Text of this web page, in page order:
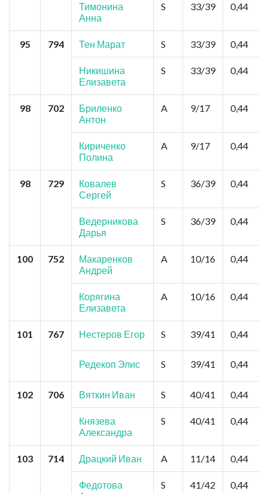
Тимонина
Анна
S 33/39 0,44
95 794 Тен Марат S 33/39 0,44
Никишина
Елизавета
S 33/39 0,44
98 702
Бриленко
Антон
A 9/17 0,44
Кириченко
Полина
A 9/17 0,44
98 729
Ковалев
Сергей
S 36/39 0,44
Ведерникова
Дарья
S 36/39 0,44
100 752
Макаренков
Андрей
A 10/16 0,44
Корягина
Елизавета
A 10/16 0,44
101 767 Нестеров Егор S 39/41 0,44
Редекоп Элис S 39/41 0,44
102 706 Вяткин Иван S 40/41 0,44
Князева
Александра
S 40/41 0,44
103 714 Драцкий Иван A 11/14 0,44
Федотова
S 41/42 0,44